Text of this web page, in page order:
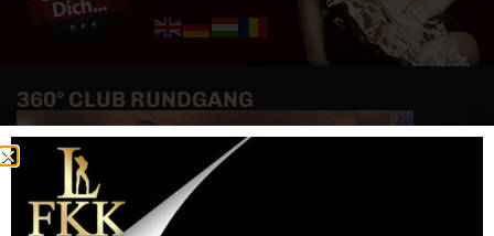
360° CLUB RUNDGANG